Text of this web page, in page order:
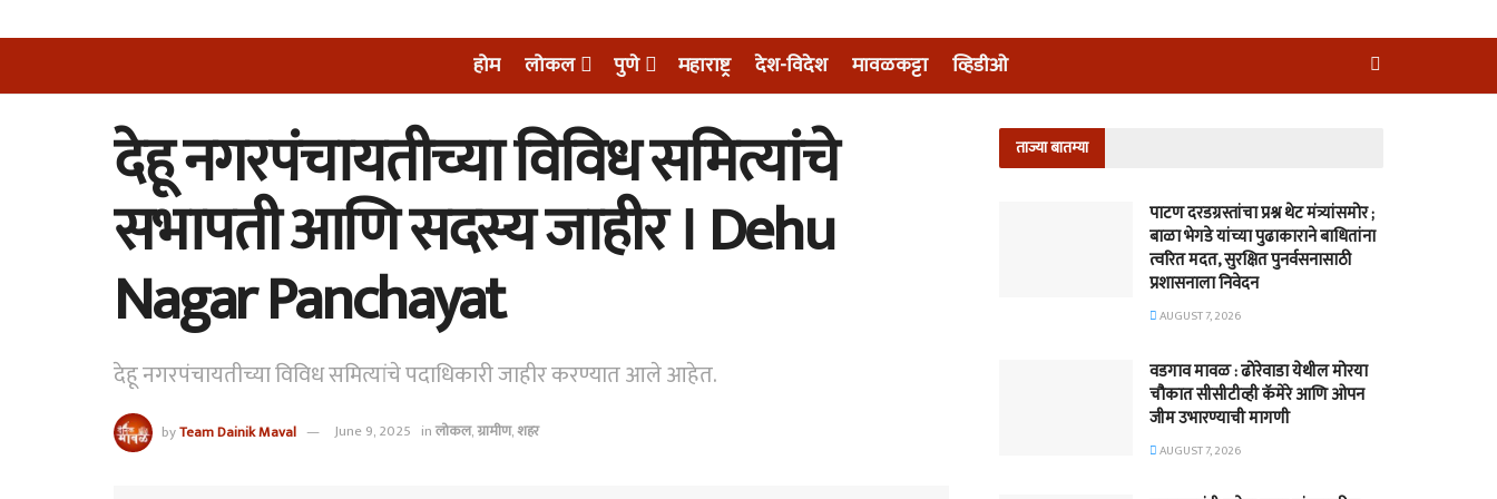
होम लोकल पुणे महाराष्ट्र देश-विदेश मावळकट्टा व्हिडीओ
देहू नगरपंचायतीच्या विविध समित्यांचे
सभापती आणि सदस्य जाहीर । Dehu
Nagar Panchayat
देहू नगरपंचायतीच्या विविध समित्यांचे पदाधिकारी जाहीर करण्यात आले आहेत.
byTeam Dainik Maval June 9, 2025 inलोकल,ग्रामीण,शहर
ताज्या बातम्या
पाटण दरडग्रस्तांचा प्रश्न थेट मंत्र्यांसमोर ;
बाळा भेगडे यांच्या पुढाकाराने बाधितांना
त्वरित मदत, सुरक्षित पुनर्वसनासाठी
प्रशासनाला निवेदन
AUGUST 7, 2026
वडगाव मावळ : ढोरेवाडा येथील मोरया
चौकात सीसीटीव्ही कॅमेरे आणि ओपन
जीम उभारण्याची मागणी
AUGUST 7, 2026